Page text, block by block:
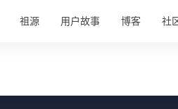
祖源 用户故事 博客 社